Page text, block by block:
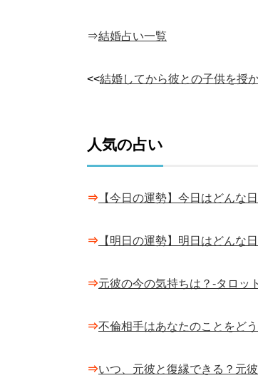
⇒結婚占い一覧
<<結婚してから彼との子供を授
人気の占い
⇒ 【今日の運勢】今日はどんな
⇒ 【明日の運勢】明日はどんな
⇒元彼の今の気持ちは？-タロッ
⇒不倫相手はあなたのことをど
⇒いつ、元彼と復縁できる？元